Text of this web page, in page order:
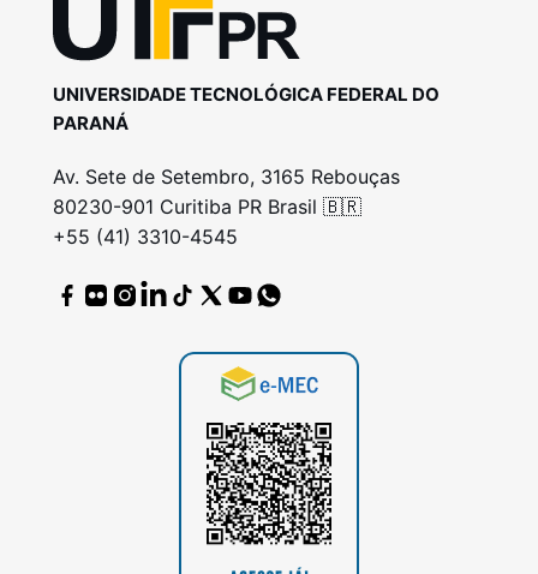
UNIVERSIDADE TECNOLÓGICA FEDERAL DO
PARANÁ
Av. Sete de Setembro, 3165 Rebouças
80230-901 Curitiba PR Brasil 🇧🇷
+55 (41) 3310-4545